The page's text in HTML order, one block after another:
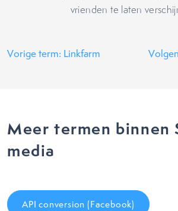
vrienden te laten
Vorige term: Linkfarm
Meer termen binnen
media
API conversion (Facebook)